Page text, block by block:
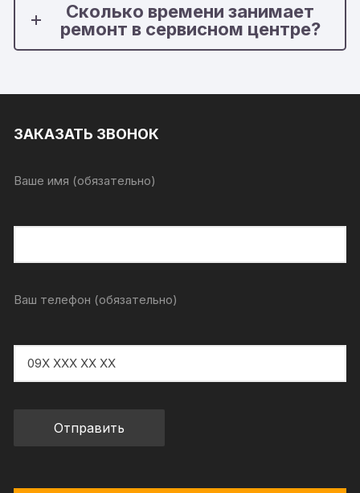
Сколько времени занимает
ремонт в сервисном центре?
ЗАКАЗАТЬ ЗВОНОК
Ваше имя (обязательно)
Ваш телефон (обязательно)